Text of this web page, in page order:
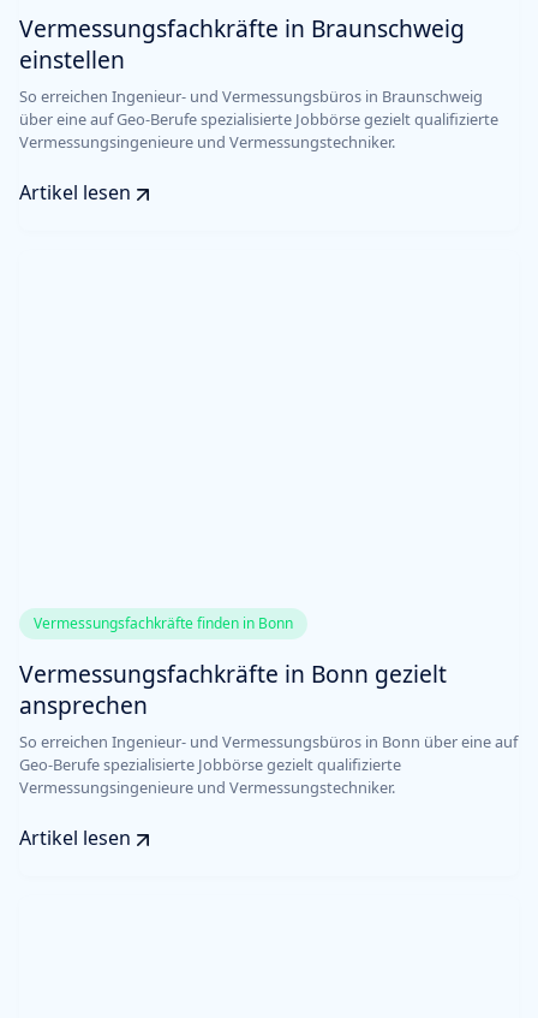
Vermessungsfachkräfte in Braunschweig
einstellen
So erreichen Ingenieur- und Vermessungsbüros in Braunschweig
über eine auf Geo-Berufe spezialisierte Jobbörse gezielt qualifizierte
Vermessungsingenieure und Vermessungstechniker.
Artikel lesen
Vermessungsfachkräfte finden in Bonn
Vermessungsfachkräfte in Bonn gezielt
ansprechen
So erreichen Ingenieur- und Vermessungsbüros in Bonn über eine auf
Geo-Berufe spezialisierte Jobbörse gezielt qualifizierte
Vermessungsingenieure und Vermessungstechniker.
Artikel lesen